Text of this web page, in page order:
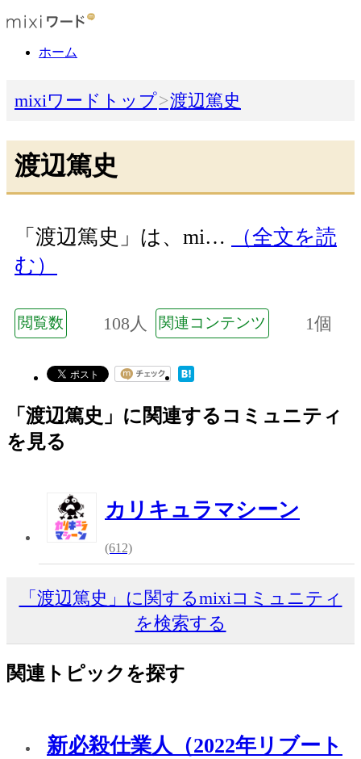
ホーム
mixiワードトップ 渡辺篤史
渡辺篤史
「渡辺篤史」は、mi…
（全文を読
む）
閲覧数 108人 関連コンテンツ 1個
「渡辺篤史」に関連するコミュニティ
を見る
カリキュラマシーン
(612)
「渡辺篤史」に関するmixiコミュニティ
を検索する
関連トピックを探す
新必殺仕業人（2022年リブート